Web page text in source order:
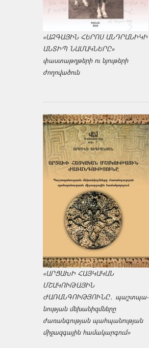
«ԱԶԳԱՅԻՆ ՀԵՐՈՍ ԱՆԴՐԱՆԻԿԻ
ԱՆՏԻՊ ՆԱՄԱԿՆԵՐԸ»
փաստաթղթերի ու նյութերի
ժողովածուն
«ԱՐՑԱԽԻ ՀԱՅԿԱԿԱՆ
ՄՇԱԿՈՒԹԱՅԻՆ
ԺԱՌԱՆԳՈՒԹՅՈՒՆԸ․ պաշտպա­
նության մեխանիզմները
ժառանգության պահպանության
միջազ­գային համակարգում»